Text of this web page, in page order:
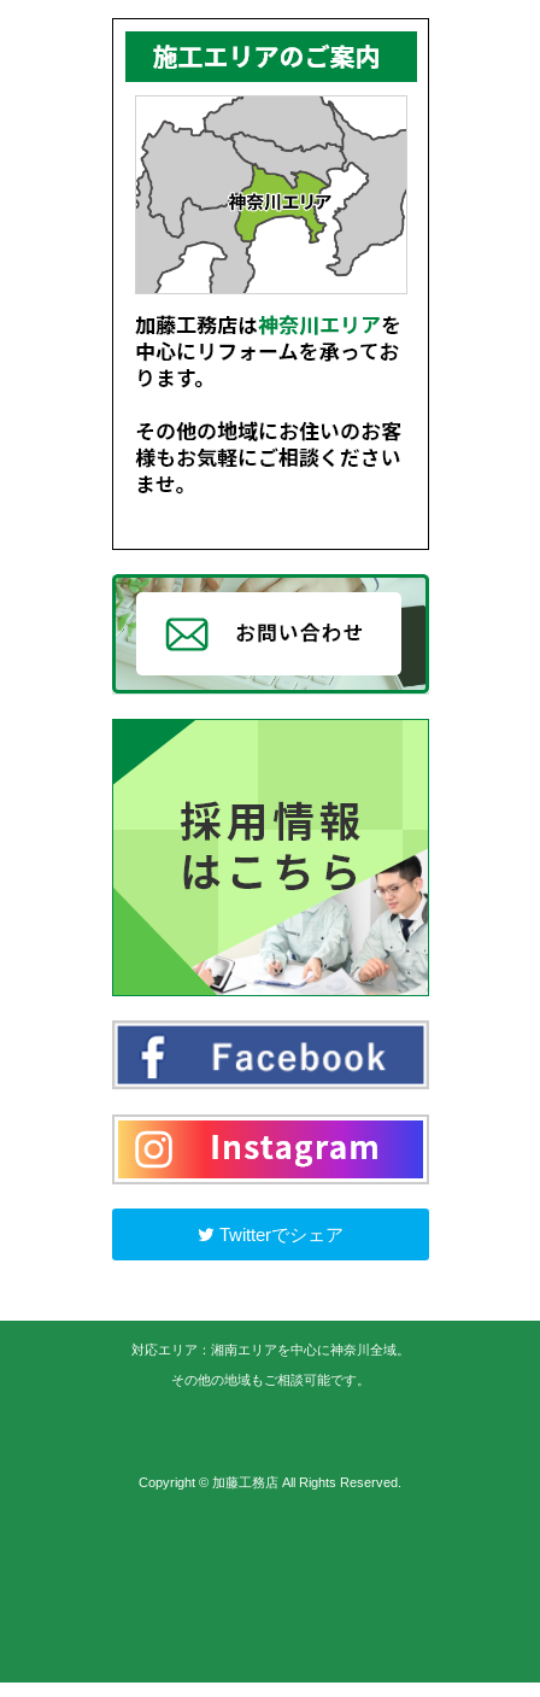
Twitterでシェア
対応エリア：湘南エリアを中心に神奈川全域。
その他の地域もご相談可能です。
Copyright © 加藤工務店 All Rights Reserved.